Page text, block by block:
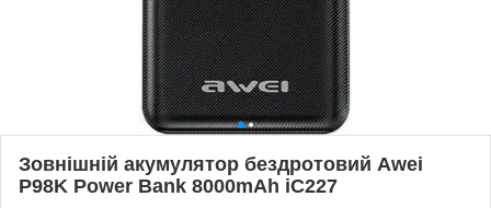
Зовнішній акумулятор бездротовий Awei
P98K Power Bank 8000mAh iC227